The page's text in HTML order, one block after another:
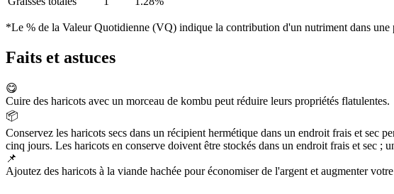
*Le % de la Valeur Quotidienne (VQ) indique la contribution d'un nutriment dans
Faits et astuces
😋
Cuire des haricots avec un morceau de kombu peut réduire leurs propriétés flatulentes.
📦
Conservez les haricots secs dans un récipient hermétique dans un endroit frais et sec
cinq jours. Les haricots en conserve doivent être stockés dans un endroit frais et sec ;
📌
Ajoutez des haricots à la viande hachée pour économiser de l'argent et augmenter